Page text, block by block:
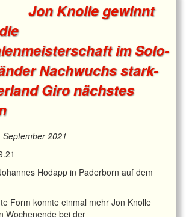
Jon Knolle gewinnt
die
im Solo-
Nachwuchs stark-
Giro nächstes
2021
Hodapp in Paderborn auf dem
Form konnte einmal mehr Jon Knolle
Wochenende bei der